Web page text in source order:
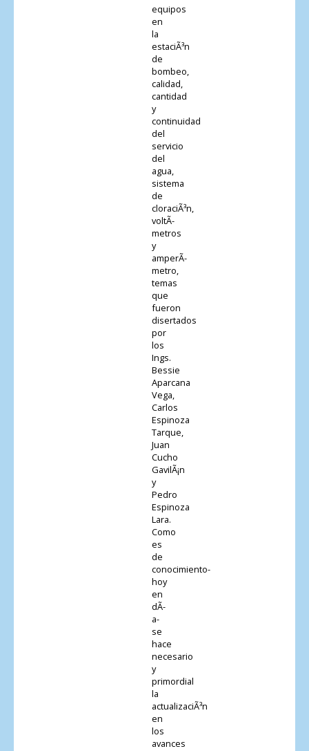
equipos
en
la
estaciÃ³n
de
bombeo,
calidad,
cantidad
y
continuidad
del
servicio
del
agua,
sistema
de
cloraciÃ³n,
voltÃ­
metros
y
amperÃ­
metro,
temas
que
fueron
disertados
por
los
Ings.
Bessie
Aparcana
Vega,
Carlos
Espinoza
Tarque,
Juan
Cucho
GavilÃ¡n
y
Pedro
Espinoza
Lara.
Como
es
de
conocimiento-
hoy
en
dÃ­
a-
se
hace
necesario
y
primordial
la
actualizaciÃ³n
en
los
avances